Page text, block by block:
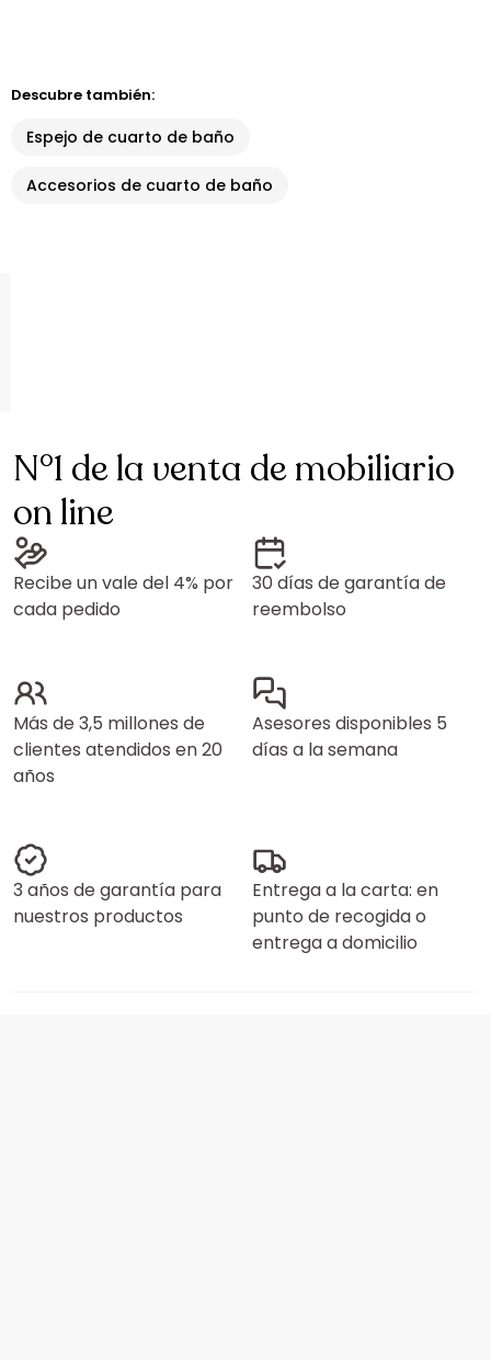
Descubre también:
Espejo de cuarto de baño
Accesorios de cuarto de baño
N°1 de la venta de mobiliario
on line
Recibe un vale del 4% por
cada pedido
30 días de garantía de
reembolso
Más de 3,5 millones de
clientes atendidos en 20
años
Asesores disponibles 5
días a la semana
3 años de garantía para
nuestros productos
Entrega a la carta: en
punto de recogida o
entrega a domicilio